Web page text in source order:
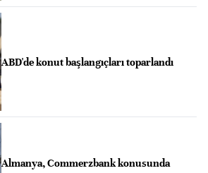
ABD'de konut başlangıçları toparlandı
Almanya, Commerzbank konusunda